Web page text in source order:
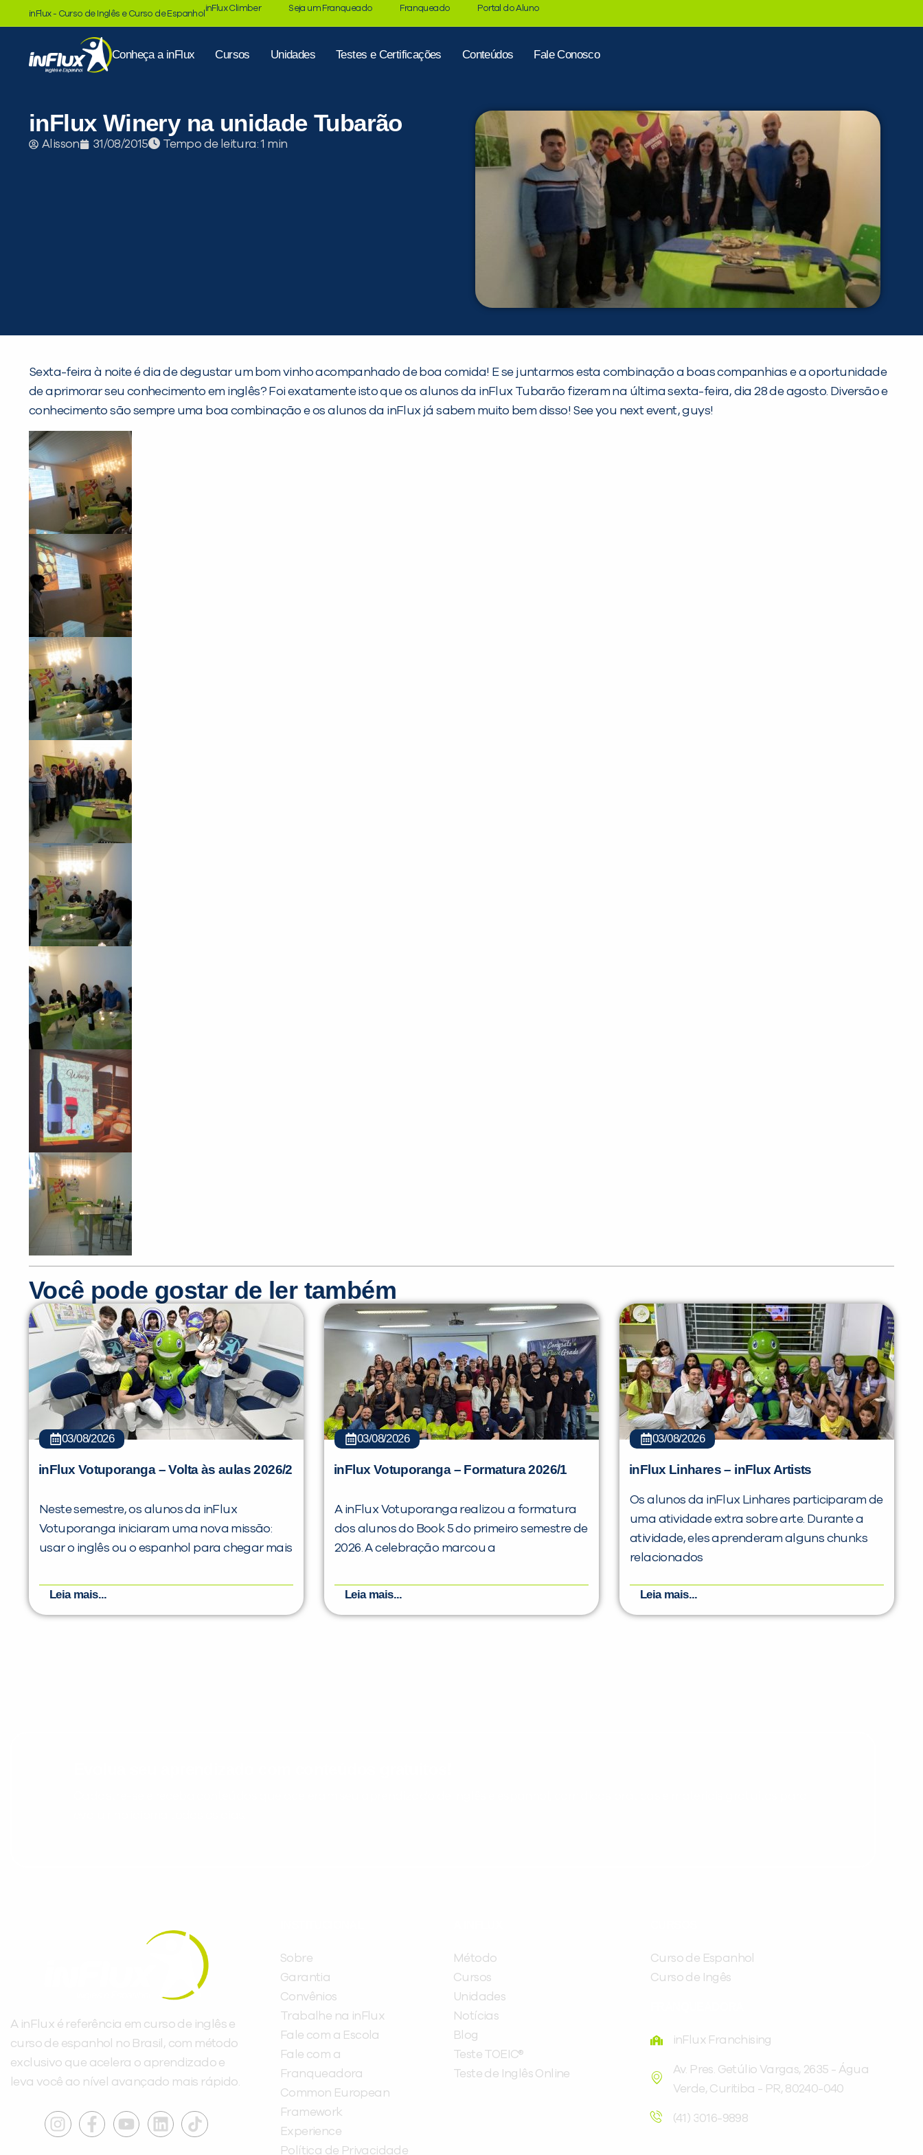
inFlux - Curso de Inglês e Curso de Espanhol
inFlux Climber Seja um Franqueado Franqueado Portal do Aluno
Conheça a inFlux Cursos Unidades Testes e Certificações Conteúdos Fale Conosco
inFlux Winery na unidade Tubarão
Alisson 31/08/2015 Tempo de leitura:
Sexta-feira à noite é dia de degustar um bom vinho acompanhado de boa comida! E se juntarmos esta combinação a boas companhias e a oportunidade
de aprimorar seu conhecimento em inglês? Foi exatamente isto que os alunos da inFlux Tubarão fizeram na última sexta-feira, dia 28 de agosto. Diversão e
conhecimento são sempre uma boa combinação e os alunos da inFlux já sabem muito bem disso! See you next event, guys!
Você pode gostar de ler também
03/08/2026
inFlux Votuporanga – Volta às aulas 2026/2
Neste semestre, os alunos da inFlux
Votuporanga iniciaram uma nova missão:
usar o inglês ou o espanhol para chegar mais
Leia mais...
03/08/2026
inFlux Votuporanga – Formatura 2026/1
A inFlux Votuporanga realizou a formatura
dos alunos do Book 5 do primeiro semestre de
2026. A celebração marcou a
Leia mais...
03/08/2026
inFlux Linhares – inFlux Artists
Os alunos da inFlux Linhares participaram de
uma atividade extra sobre arte. Durante a
atividade, eles aprenderam alguns chunks
relacionados
Leia mais...
A inFlux é referência em curso de inglês e
curso de espanhol no Brasil, com método
exclusivo que acelera o aprendizado e
leva você ao nível avançado mais rápido.
Sobre
Garantia
Convênios
Trabalhe na inFlux
Fale com a Escola
Fale com a
Franqueadora
Common European
Framework
Experience
Política de Privacidade
Método
Cursos
Unidades
Notícias
Blog
Teste TOEIC®
Teste de Inglês Online
Curso de Espanhol
Curso de Ingês
inFlux Franchising
Av. Pres. Getúlio Vargas, 2635 - Água
Verde, Curitiba - PR, 80240-040
(41) 3016-9898
Você é aluno inFlux?